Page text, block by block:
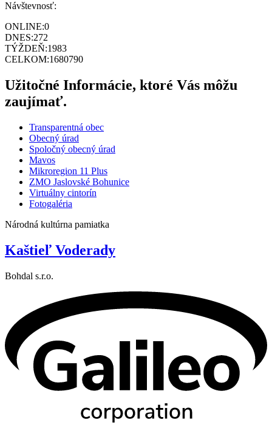
Návštevnosť:
ONLINE:0
DNES:272
TÝŽDEŇ:1983
CELKOM:1680790
Užitočné Informácie, ktoré Vás môžu
zaujímať.
Transparentná obec
Obecný úrad
Spoločný obecný úrad
Mavos
Mikroregion 11 Plus
ZMO Jaslovské Bohunice
Virtuálny cintorín
Fotogaléria
Národná kultúrna pamiatka
Kaštieľ Voderady
Bohdal s.r.o.